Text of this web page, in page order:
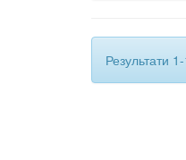
Результати